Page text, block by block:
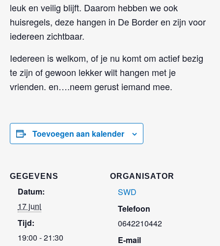
leuk en veilig blijft. Daarom hebben we ook
huisregels, deze hangen in De Border en zijn voor
iedereen zichtbaar.
Iedereen is welkom, of je nu komt om actief bezig
te zijn of gewoon lekker wilt hangen met je
vrienden. en….neem gerust iemand mee.
Toevoegen aan kalender
GEGEVENS
Datum:
17 juni
Tijd:
19:00 - 21:30
ORGANISATOR
SWD
Telefoon
0642210442
E-mail